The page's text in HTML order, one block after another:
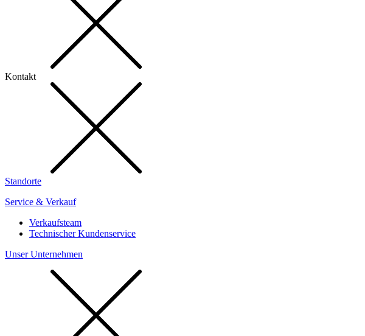
Kontakt
Standorte
Service & Verkauf
Verkaufsteam
Technischer Kundenservice
Unser Unternehmen